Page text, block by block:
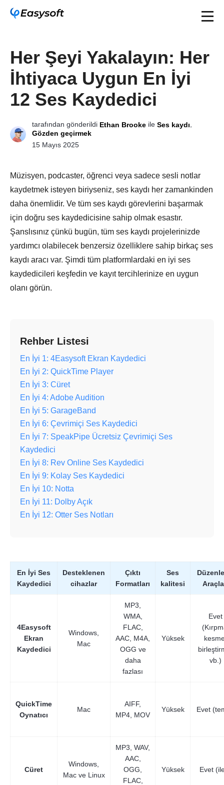
Her Şeyi Yakalayın: Her
İhtiyaca Uygun En İyi
12 Ses Kaydedici
tarafından gönderildi Ethan Brooke ile Ses kaydı
Gözden geçirmek
15 Mayıs 2025
Müzisyen, podcaster, öğrenci veya sadece sesli notlar
kaydetmek isteyen biriyseniz, ses kaydı her zamankinden
daha önemlidir. Ve tüm ses kaydı görevlerini başarmak
için doğru ses kaydedicisine sahip olmak esastır.
Şanslısınız çünkü bugün, tüm ses kaydı projelerinizde
yardımcı olabilecek benzersiz özelliklere sahip birkaç ses
kaydı aracı var. Şimdi tüm platformlardaki en iyi ses
kaydedicileri keşfedin ve kayıt tercihlerinize en uygun
olanı görün.
Rehber Listesi
En İyi 1: 4Easysoft Ekran Kaydedici
En İyi 2: QuickTime Player
En İyi 3: Cüret
En İyi 4: Adobe Audition
En İyi 5: GarageBand
En İyi 6: Çevrimiçi Ses Kaydedici
En İyi 7: SpeakPipe Ücretsiz Çevrimiçi Ses
Kaydedici
En İyi 8: Rev Online Ses Kaydedici
En İyi 9: Kolay Ses Kaydedici
En İyi 10: Notta
En İyi 11: Dolby Açık
En İyi 12: Otter Ses Notları
En İyi Ses
Kaydedici
Desteklenen
cihazlar
Çıktı
Formatları
Ses
kalitesi
4Easysoft
Ekran
Kaydedici
Windows,
Mac
MP3,
WMA,
FLAC,
AAC, M4A,
OGG ve
daha
fazlası
Yüksek
Evet
vb.)
QuickTime
Oynatıcı
Mac
AIFF,
MP4, MOV
Yüksek Evet
Cüret
Windows,
Mac ve Linux
MP3, WAV,
AAC,
OGG,
FLAC,
Yüksek Evet